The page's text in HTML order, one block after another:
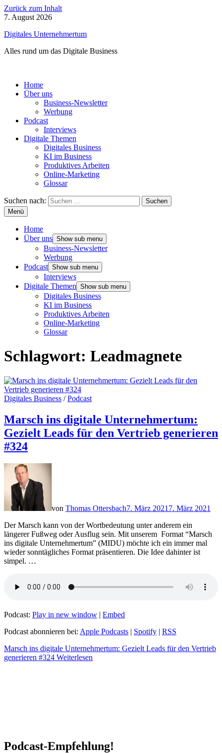
Zurück zum Inhalt
7. August 2026
Digitales Unternehmertum
Alles rund um das Digitale Business
Home
Über uns
Business-Newsletter
Werbung
Podcast
Interviews
Digitale Themen
Digitales Business
KI im Business
Produktives Arbeiten
Online-Marketing
Glossar
Suchen nach:
Menü
Home
Über uns Show sub menu
Business-Newsletter
Werbung
Podcast Show sub menu
Interviews
Digitale Themen Show sub menu
Digitales Business
KI im Business
Produktives Arbeiten
Online-Marketing
Glossar
Schlagwort: Leadmagnete
Digitales Business /Podcast
Marsch ins digitale Unternehmertum:
Gezielt Leads für den Vertrieb generieren
#324
von Thomas Ottersbach7. März 2021 7. März 2021
Der Marsch kann von der Wortbedeutung unter anderem ein
längerer Fußweg oder Ausflug sein. Mit unserem Format “Marsch
ins digitale Unternehmertum” (MIDU) möchte ich ein immer mal
wieder sonntägliches Format präsentieren. Die Idee dahinter ist
simpel. …
Podcast: Play in new window | Embed
Podcast abonnieren bei: Apple Podcasts | Spotify | RSS
Marsch ins digitale Unternehmertum: Gezielt Leads für den Vertrieb
generieren #324 Weiterlesen
Podcast-Empfehlung!